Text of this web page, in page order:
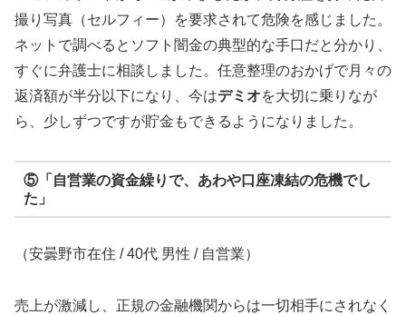
撮り写真（セルフィー）を要求されて危険を感じました。
ネットで調べるとソフト闇金の典型的な手口だと分かり、
すぐに弁護士に相談しました。任意整理のおかげで月々の
返済額が半分以下になり、今はデミオを大切に乗りなが
ら、少しずつですが貯金もできるようになりました。
⑤「自営業の資金繰りで、あわや口座凍結の危機でし
た」
（安曇野市在住 / 40代 男性 / 自営業）
売上が激減し、正規の金融機関からは一切相手にされなく